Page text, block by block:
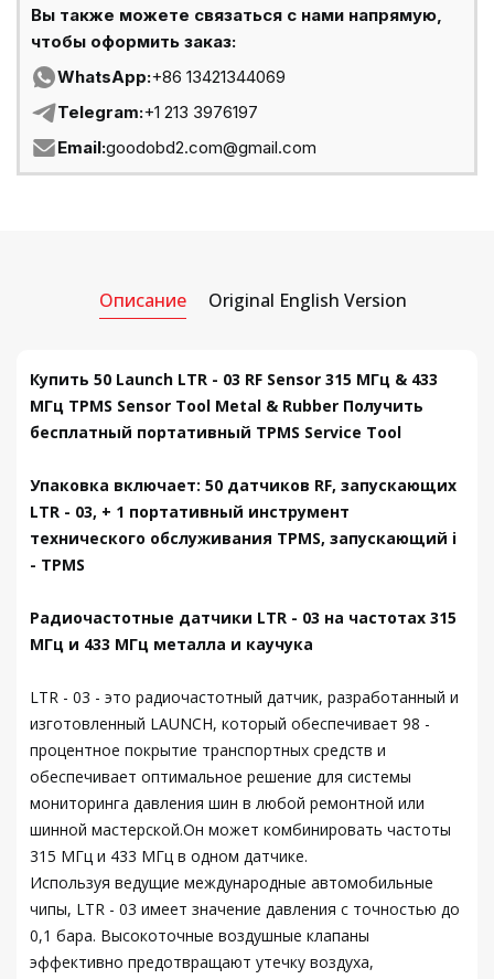
Вы также можете связаться с нами напрямую,
чтобы оформить заказ:
WhatsApp:+86 13421344069
Telegram:+1 213 3976197
Email:goodobd2.com@gmail.com
Описание Original English Version
Купить 50 Launch LTR - 03 RF Sensor 315 МГц & 433
МГц TPMS Sensor Tool Metal & Rubber Получить
бесплатный портативный TPMS Service Tool
Упаковка включает: 50 датчиков RF, запускающих
LTR - 03, + 1 портативный инструмент
технического обслуживания TPMS, запускающий i
- TPMS
Радиочастотные датчики LTR - 03 на частотах 315
МГц и 433 МГц металла и каучука
LTR - 03 - это радиочастотный датчик, разработанный и
изготовленный LAUNCH, который обеспечивает 98 -
процентное покрытие транспортных средств и
обеспечивает оптимальное решение для системы
мониторинга давления шин в любой ремонтной или
шинной мастерской.Он может комбинировать частоты
315 МГц и 433 МГц в одном датчике.
Используя ведущие международные автомобильные
чипы, LTR - 03 имеет значение давления с точностью до
0,1 бара. Высокоточные воздушные клапаны
эффективно предотвращают утечку воздуха,